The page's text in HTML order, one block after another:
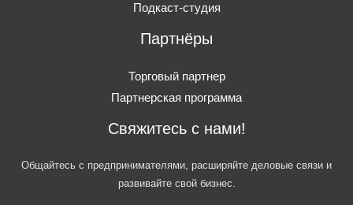
Подкаст-студия
Партнёры
Торговый партнер
Партнерская программа
Свяжитесь с нами!
Общайтесь с предпринимателями, расширяйте деловые связи и
развивайте свой бизнес.